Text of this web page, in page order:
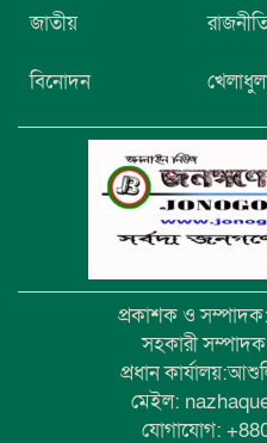
মরদেহ
উচ্চ
জাতীয়
বিনোদন
প্রকাশক ও
সহকারী
প্রধান
মেইল:
যোগাযোগ: